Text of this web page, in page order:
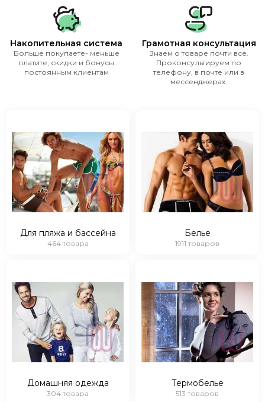
Накопительная система
Больше покупаете- меньше
платите, скидки и бонусы
постоянным клиентам
Грамотная консультация
Знаем о товаре почти все.
Проконсультируем по
телефону, в почте или в
мессенджерах.
Для пляжа и бассейна
464 товара
Белье
1911 товаров
Домашняя одежда
304 товара
Термобелье
513 товаров